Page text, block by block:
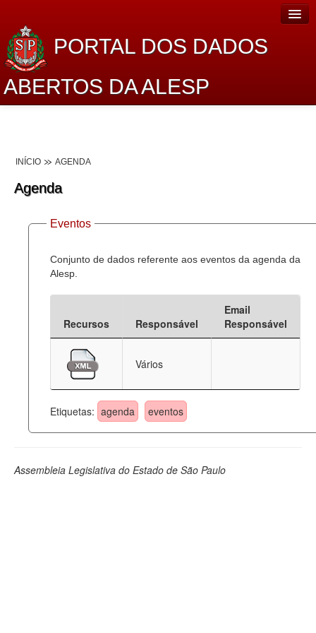
PORTAL DOS DADOS
ABERTOS DA ALESP
Lei de Acesso à Informação
Dados Governamentais Abertos
Planejamento
Catálogo de dados
Deputados Estaduais
Administração
Legislação
INÍCIO AGENDA
Agenda
Eventos
Conjunto de dados referente aos eventos da agenda da
Alesp.
Recursos Responsável
Email
Responsável
Vários
Etiquetas: agenda eventos
Assembleia Legislativa do Estado de São Paulo